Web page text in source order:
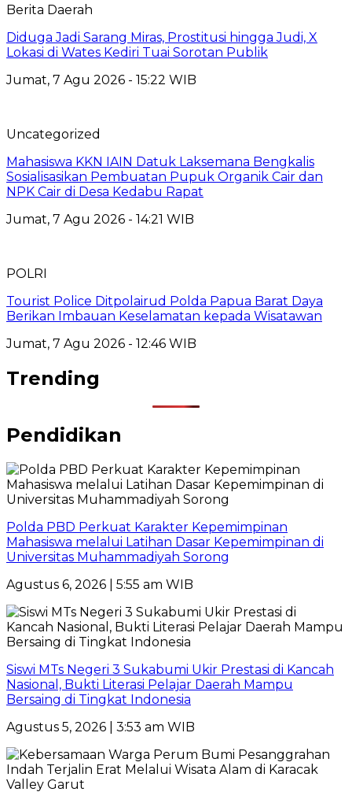
Berita Daerah
Diduga Jadi Sarang Miras, Prostitusi hingga Judi, X
Lokasi di Wates Kediri Tuai Sorotan Publik
Jumat, 7 Agu 2026 - 15:22 WIB
Uncategorized
Mahasiswa KKN IAIN Datuk Laksemana Bengkalis
Sosialisasikan Pembuatan Pupuk Organik Cair dan
NPK Cair di Desa Kedabu Rapat
Jumat, 7 Agu 2026 - 14:21 WIB
POLRI
Tourist Police Ditpolairud Polda Papua Barat Daya
Berikan Imbauan Keselamatan kepada Wisatawan
Jumat, 7 Agu 2026 - 12:46 WIB
Trending
Pendidikan
Polda PBD Perkuat Karakter Kepemimpinan
Mahasiswa melalui Latihan Dasar Kepemimpinan di
Universitas Muhammadiyah Sorong
Agustus 6, 2026 | 5:55 am WIB
Siswi MTs Negeri 3 Sukabumi Ukir Prestasi di Kancah
Nasional, Bukti Literasi Pelajar Daerah Mampu
Bersaing di Tingkat Indonesia
Agustus 5, 2026 | 3:53 am WIB